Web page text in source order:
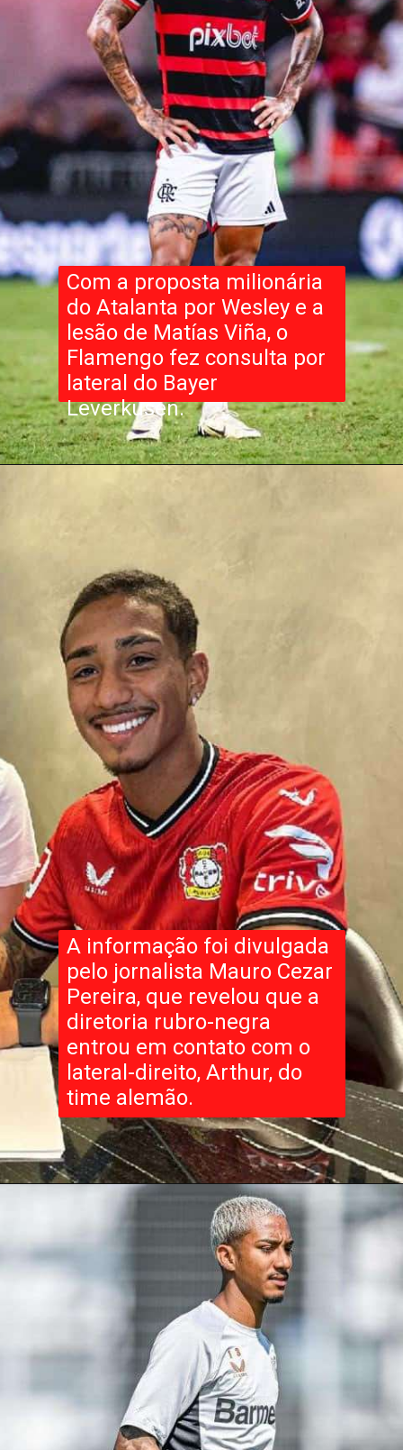
Com a proposta milionária
do Atalanta por Wesley e a
lesão de Matías Viña, o
Flamengo fez consulta por
lateral do Bayer
Leverkusen.
A informação foi divulgada
pelo jornalista Mauro Cezar
Pereira, que revelou que a
diretoria rubro-negra
entrou em contato com o
lateral-direito, Arthur, do
time alemão.